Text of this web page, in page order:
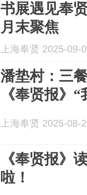
书展遇见奉
月末聚焦
上海奉贤 2025-09-
潘垫村：三
《奉贤报》
上海奉贤 2025-08-
《奉贤报》
啦！